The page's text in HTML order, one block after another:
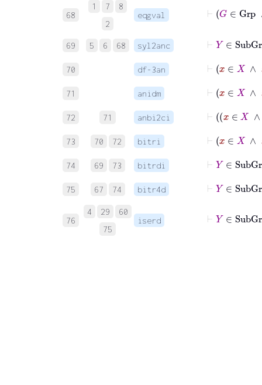
68
1 7
8
2
eqgval
69 5 6 68 syl2anc
70 df-3an
71 anidm
⊢x
72 71 anbi2ci
73 70 72 bitri
74 69 73 bitrdi
75 67 74 bitr4d
⊢ Y ∈
76
4 29
60
75
iserd
⊢ Y∈